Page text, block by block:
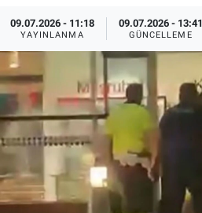
09.07.2026 - 11:18
YAYINLANMA
09.07.2026 - 13:41
GÜNCELLEME
Yazarlar
Medya
Özel Haberler
Kadın
Erişim Bilgileri
Sağlık